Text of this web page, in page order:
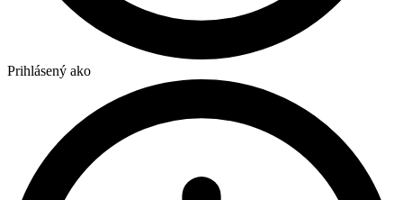
Prihlásený ako